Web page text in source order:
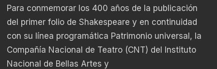
Para conmemorar los 400 años de la publicación
del primer folio de Shakespeare y en continuidad
con su línea programática Patrimonio universal, la
Compañía Nacional de Teatro (CNT) del Instituto
Nacional de Bellas Artes y